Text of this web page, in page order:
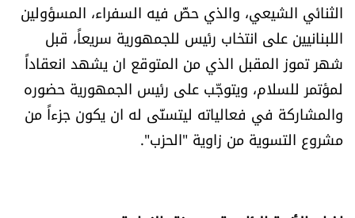
سجالات
صحّة وصحن
الرياضة
الثنائي الشيعي، والذي حضّ فيه السفراء، المسؤولين
اللبنانيين على انتخاب رئيس للجمهورية سريعاً، قبل
شهر تموز المقبل الذي من المتوقع ان يشهد انعقاداً
لمؤتمر للسلام، ويتوجّب على رئيس الجمهورية حضوره
والمشاركة في فعالياته ليتسنّى له ان يكون جزءاً من
مشروع التسوية من زاوية "الحزب".